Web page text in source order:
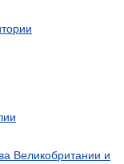
Великобритании и